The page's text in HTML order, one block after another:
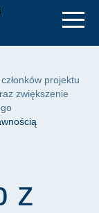
projektu
zwiększenie
z